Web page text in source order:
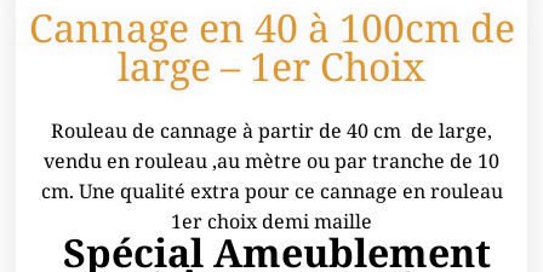
Cannage en 40 à 100cm de
large – 1er Choix
Rouleau de cannage à partir de 40 cm de large,
vendu en rouleau ,au mètre ou par tranche de 10
cm. Une qualité extra pour ce cannage en rouleau
1er choix demi maille
Spécial Ameublement